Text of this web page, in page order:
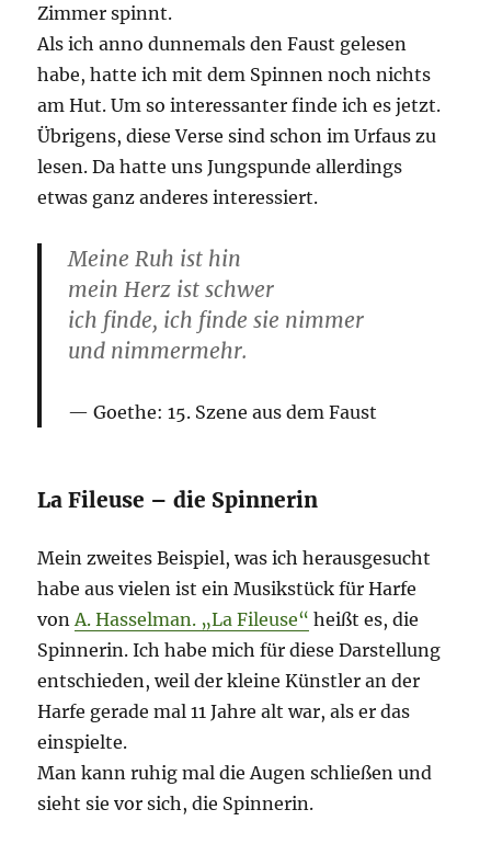
Zimmer spinnt.
Als ich anno dunnemals den Faust gelesen
habe, hatte ich mit dem Spinnen noch nichts
am Hut. Um so interessanter finde ich es jetzt.
Übrigens, diese Verse sind schon im Urfaus zu
lesen. Da hatte uns Jungspunde allerdings
etwas ganz anderes interessiert.
Meine Ruh ist hin
mein Herz ist schwer
ich finde, ich finde sie nimmer
und nimmermehr.
Goethe: 15. Szene aus demFaust
La Fileuse – die Spinnerin
Mein zweites Beispiel, was ich herausgesucht
habe aus vielen ist ein Musikstück für Harfe
von A. Hasselman. „La Fileuse“ heißt es, die
Spinnerin. Ich habe mich für diese Darstellung
entschieden, weil der kleine Künstler an der
Harfe gerade mal 11 Jahre alt war, als er das
einspielte.
Man kann ruhig mal die Augen schließen und
sieht sie vor sich, die Spinnerin.